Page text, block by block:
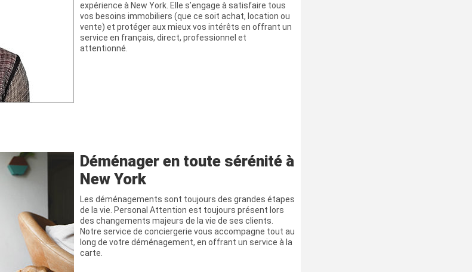
expérience à New York. Elle s’engage à satisfaire tous
vos besoins immobiliers (que ce soit achat, location ou
vente) et protéger aux mieux vos intérêts en offrant un
service en français, direct, professionnel et
attentionné.
Déménager en toute sérénité à
New York
Les déménagements sont toujours des grandes étapes
de la vie. Personal Attention est toujours présent lors
des changements majeurs de la vie de ses clients.
Notre service de conciergerie vous accompagne tout au
long de votre déménagement, en offrant un service à la
carte.